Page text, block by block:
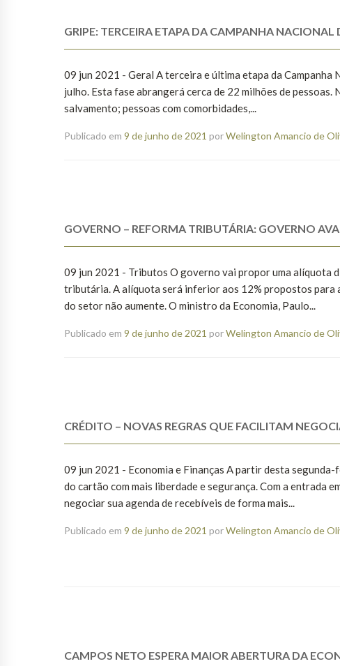
GRIPE: TERCEIRA ETAPA DA CAMPANHA
09 jun 2021 - Geral A terceira e última etapa da Campanha
julho. Esta fase abrangerá cerca de 22 milhões de
salvamento; pessoas com comorbidades,...
Publicado em 9 de junho de 2021 porWelington Amancio de
GOVERNO – REFORMA TRIBUTÁRIA: GOVERNO
09 jun 2021 - Tributos O governo vai propor uma alíquota
tributária. A alíquota será inferior aos 12% propostos para
do setor não aumente. O ministro da Economia, Paulo...
Publicado em 9 de junho de 2021 porWelington Amancio de
CRÉDITO – NOVAS REGRAS QUE FACILITAM
09 jun 2021 - Economia e Finanças A partir desta
do cartão com mais liberdade e segurança. Com a entrada
negociar sua agenda de recebíveis de forma mais...
Publicado em 9 de junho de 2021 porWelington Amancio de
CAMPOS NETO ESPERA MAIOR ABERTURA DA